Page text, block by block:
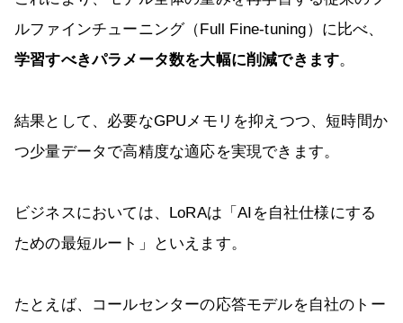
ルファインチューニング（Full Fine-tuning）に比べ、
学習すべきパラメータ数を大幅に削減できます。
結果として、必要なGPUメモリを抑えつつ、短時間か
つ少量データで高精度な適応を実現できます。
ビジネスにおいては、LoRAは「AIを自社仕様にする
ための最短ルート」といえます。
たとえば、コールセンターの応答モデルを自社のトー